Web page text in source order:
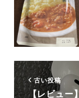
古い投稿
【レビュー